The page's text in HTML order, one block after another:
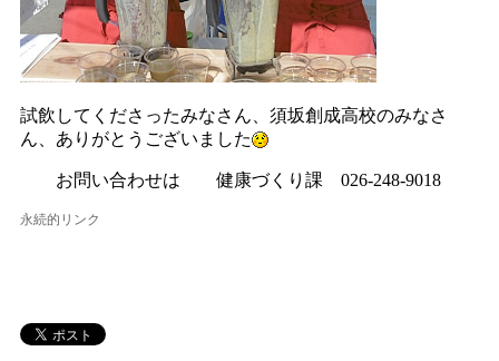
試飲してくださったみなさん、須坂創成高校のみなさ
ん、ありがとうございました
お問い合わせは 健康づくり課 026-248-9018
永続的リンク